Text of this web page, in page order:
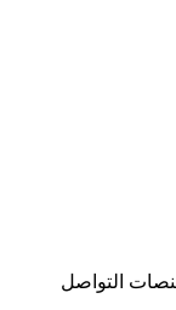
التواصل